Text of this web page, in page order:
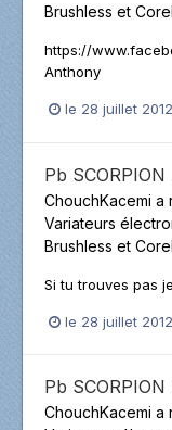
Brushless et
https://
Anthony
le 28 juillet 2012
Pb SCORPION
ChouchKacemi a
Variateurs
Brushless et
Si tu trouves pas
le 28 juillet 2012
Pb SCORPION
ChouchKacemi a